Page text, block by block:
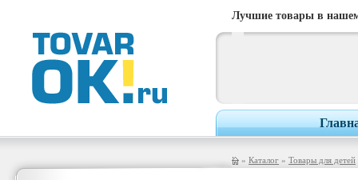
Лучшие товары в
» Каталог » Товары для детей